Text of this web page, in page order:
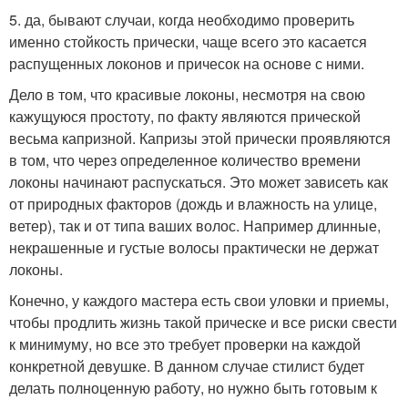
5. да, бывают случаи, когда необходимо проверить
именно стойкость прически, чаще всего это касается
распущенных локонов и причесок на основе с ними.
Дело в том, что красивые локоны, несмотря на свою
кажущуюся простоту, по факту являются прической
весьма капризной. Капризы этой прически проявляются
в том, что через определенное количество времени
локоны начинают распускаться. Это может зависеть как
от природных факторов (дождь и влажность на улице,
ветер), так и от типа ваших волос. Например длинные,
некрашенные и густые волосы практически не держат
локоны.
Конечно, у каждого мастера есть свои уловки и приемы,
чтобы продлить жизнь такой прическе и все риски свести
к минимуму, но все это требует проверки на каждой
конкретной девушке. В данном случае стилист будет
делать полноценную работу, но нужно быть готовым к